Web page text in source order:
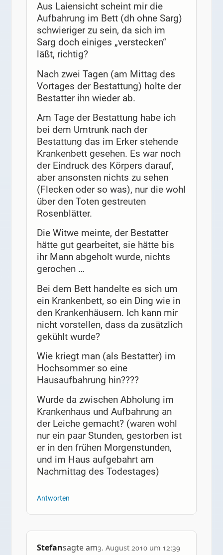
Aus Laiensicht scheint mir die
Aufbahrung im Bett (dh ohne Sarg)
schwieriger zu sein, da sich im
Sarg doch einiges „verstecken“
läßt, richtig?
Nach zwei Tagen (am Mittag des
Vortages der Bestattung) holte der
Bestatter ihn wieder ab.
Am Tage der Bestattung habe ich
bei dem Umtrunk nach der
Bestattung das im Erker stehende
Krankenbett gesehen. Es war noch
der Eindruck des Körpers darauf,
aber ansonsten nichts zu sehen
(Flecken oder so was), nur die wohl
über den Toten gestreuten
Rosenblätter.
Die Witwe meinte, der Bestatter
hätte gut gearbeitet, sie hätte bis
ihr Mann abgeholt wurde, nichts
gerochen …
Bei dem Bett handelte es sich um
ein Krankenbett, so ein Ding wie in
den Krankenhäusern. Ich kann mir
nicht vorstellen, dass da zusätzlich
gekühlt wurde?
Wie kriegt man (als Bestatter) im
Hochsommer so eine
Hausaufbahrung hin????
Wurde da zwischen Abholung im
Krankenhaus und Aufbahrung an
der Leiche gemacht? (waren wohl
nur ein paar Stunden, gestorben ist
er in den frühen Morgenstunden,
und im Haus aufgebahrt am
Nachmittag des Todestages)
Antworten
Stefansagte am3. August 2010 um 12:39